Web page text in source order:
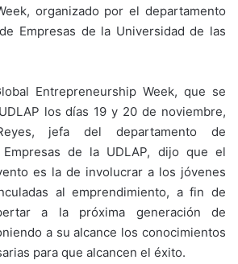
organizado por el departamento
Empresas de la Universidad de las
Entrepreneurship Week, que se
los días 19 y 20 de noviembre,
jefa del departamento de
de la UDLAP, dijo que el
es la de involucrar a los jóvenes
al emprendimiento, a fin de
a la próxima generación de
a su alcance los conocimientos
para que alcancen el éxito.